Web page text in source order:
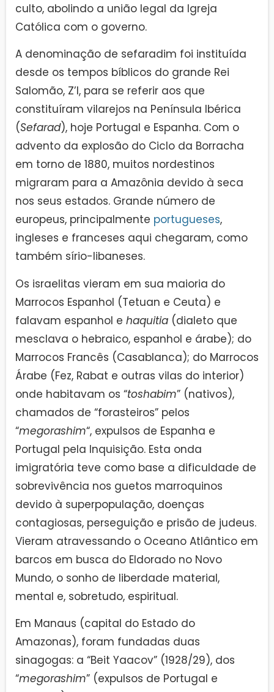
culto, abolindo a união legal da Igreja
Católica com o governo.
A denominação de sefaradim foi instituída
desde os tempos bíblicos do grande Rei
Salomão, Z’l, para se referir aos que
constituíram vilarejos na Península Ibérica
(Sefarad), hoje Portugal e Espanha. Com o
advento da explosão do Ciclo da Borracha
em torno de 1880, muitos nordestinos
migraram para a Amazônia devido à seca
nos seus estados. Grande número de
europeus, principalmente portugueses,
ingleses e franceses aqui chegaram, como
também sírio-libaneses.
Os israelitas vieram em sua maioria do
Marrocos Espanhol (Tetuan e Ceuta) e
falavam espanhol e haquitia (dialeto que
mesclava o hebraico, espanhol e árabe); do
Marrocos Francês (Casablanca); do Marrocos
Árabe (Fez, Rabat e outras vilas do interior)
onde habitavam os “toshabim” (nativos),
chamados de “forasteiros” pelos
“megorashim“, expulsos de Espanha e
Portugal pela Inquisição. Esta onda
imigratória teve como base a dificuldade de
sobrevivência nos guetos marroquinos
devido à superpopulação, doenças
contagiosas, perseguição e prisão de judeus.
Vieram atravessando o Oceano Atlântico em
barcos em busca do Eldorado no Novo
Mundo, o sonho de liberdade material,
mental e, sobretudo, espiritual.
Em Manaus (capital do Estado do
Amazonas), foram fundadas duas
sinagogas: a “Beit Yaacov” (1928/29), dos
“megorashim” (expulsos de Portugal e